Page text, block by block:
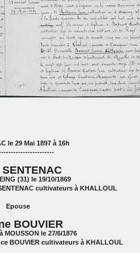
le 29 Mai 1897 à 16h
(31) le 19/10/1869
cultivateurs à KHALLOUL
Epouse
BOUVIER
MOUSSON le 27/6/1876
BOUVIER cultivateurs à KHALLOUL